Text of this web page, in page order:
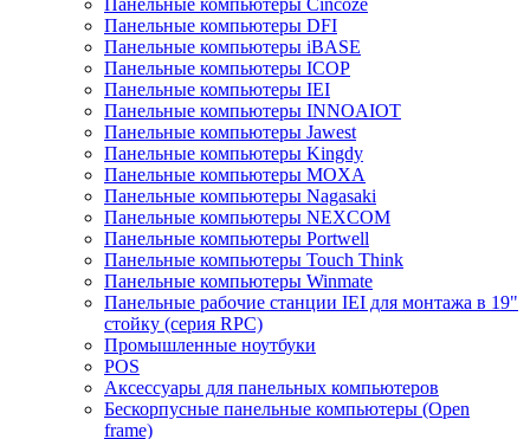
Панельные компьютеры Cincoze
Панельные компьютеры DFI
Панельные компьютеры iBASE
Панельные компьютеры ICOP
Панельные компьютеры IEI
Панельные компьютеры INNOAIOT
Панельные компьютеры Jawest
Панельные компьютеры Kingdy
Панельные компьютеры MOXA
Панельные компьютеры Nagasaki
Панельные компьютеры NEXCOM
Панельные компьютеры Portwell
Панельные компьютеры Touch Think
Панельные компьютеры Winmate
Панельные рабочие станции IEI для монтажа в 19"
стойку (серия RPC)
Промышленные ноутбуки
POS
Аксессуары для панельных компьютеров
Бескорпусные панельные компьютеры (Open
frame)